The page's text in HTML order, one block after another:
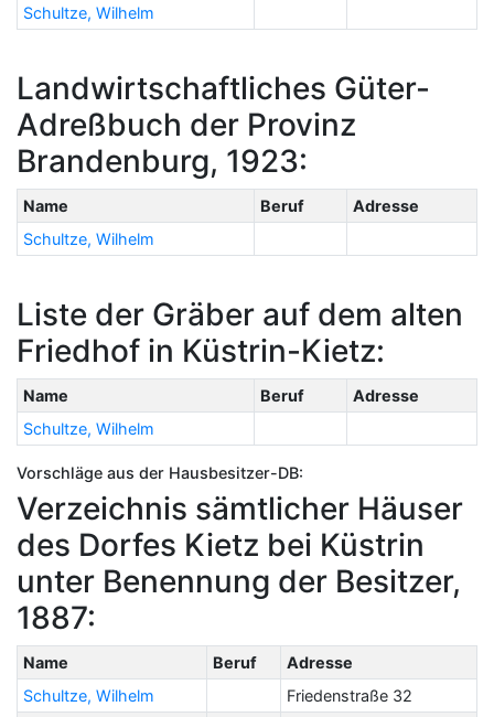
Schultze, Wilhelm
Landwirtschaftliches Güter-
Adreßbuch der Provinz
Brandenburg, 1923:
Name Beruf
Adresse
Schultze, Wilhelm
Liste der Gräber auf dem alten
Friedhof in Küstrin-Kietz:
Name Beruf
Adresse
Schultze, Wilhelm
Vorschläge aus der Hausbesitzer-DB:
Verzeichnis sämtlicher Häuser
des Dorfes Kietz bei Küstrin
unter Benennung der Besitzer,
1887:
Name Beruf
Adresse
Schultze, Wilhelm
Friedenstraße 32